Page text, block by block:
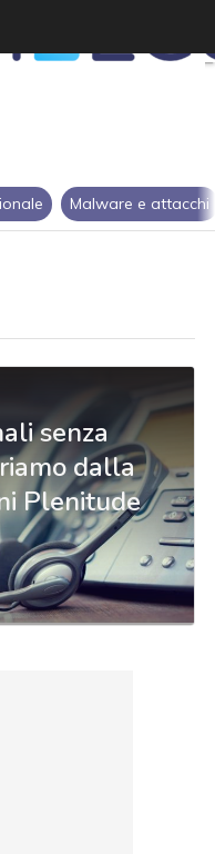
Malware e attacchi
senza
dalla
Plenitude